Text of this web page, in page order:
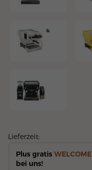
Lieferzeit:
Plus gratis
bei uns!